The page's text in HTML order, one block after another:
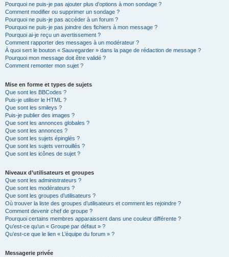
Pourquoi ne puis-je pas ajouter plus d’options à mon sondage ?
Comment modifier ou supprimer un sondage ?
Pourquoi ne puis-je pas accéder à un forum ?
Pourquoi ne puis-je pas joindre des fichiers à mon message ?
Pourquoi ai-je reçu un avertissement ?
Comment rapporter des messages à un modérateur ?
À quoi sert le bouton « Sauvegarder » dans la page de rédaction de message ?
Pourquoi mon message doit être validé ?
Comment remonter mon sujet ?
Mise en forme et types de sujets
Que sont les BBCodes ?
Puis-je utiliser le HTML ?
Que sont les smileys ?
Puis-je publier des images ?
Que sont les annonces globales ?
Que sont les annonces ?
Que sont les sujets épinglés ?
Que sont les sujets verrouillés ?
Que sont les icônes de sujet ?
Niveaux d’utilisateurs et groupes
Que sont les administrateurs ?
Que sont les modérateurs ?
Que sont les groupes d’utilisateurs ?
Où trouver la liste des groupes d’utilisateurs et comment les rejoindre ?
Comment devenir chef de groupe ?
Pourquoi certains membres apparaissent dans une couleur différente ?
Qu’est-ce qu’un « Groupe par défaut » ?
Qu’est-ce que le lien « L’équipe du forum » ?
Messagerie privée